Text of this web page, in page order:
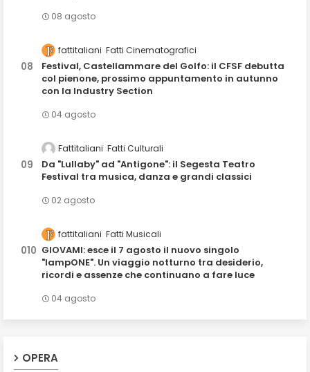
08 agosto
fattitaliani Fatti Cinematografici
Festival, Castellammare del Golfo: il CFSF debutta
col pienone, prossimo appuntamento in autunno
con la Industry Section
04 agosto
Fattitaliani Fatti Culturali
Da "Lullaby" ad "Antigone": il Segesta Teatro
Festival tra musica, danza e grandi classici
02 agosto
fattitaliani Fatti Musicali
GIOVAMI: esce il 7 agosto il nuovo singolo
"lampONE". Un viaggio notturno tra desiderio,
ricordi e assenze che continuano a fare luce
04 agosto
OPERA